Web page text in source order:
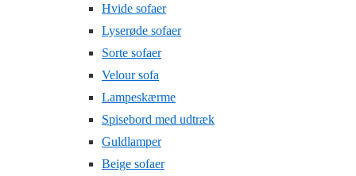
Hvide sofaer
Lyserøde sofaer
Sorte sofaer
Velour sofa
Lampeskærme
Spisebord med udtræk
Guldlamper
Beige sofaer